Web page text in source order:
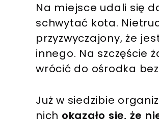
Na miejsce udali się
schwytać kota.
przyzwyczajony, że
innego. Na szczęście
wrócić do ośrodka
Już w siedzibie
nich okazało się, że